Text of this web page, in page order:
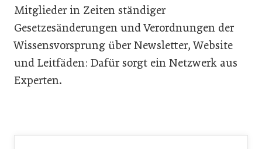
Mitglieder in Zeiten ständiger
Gesetzesänderungen und Verordnungen der
Wissensvorsprung über Newsletter, Website
und Leitfäden: Dafür sorgt ein Netzwerk aus
Experten.